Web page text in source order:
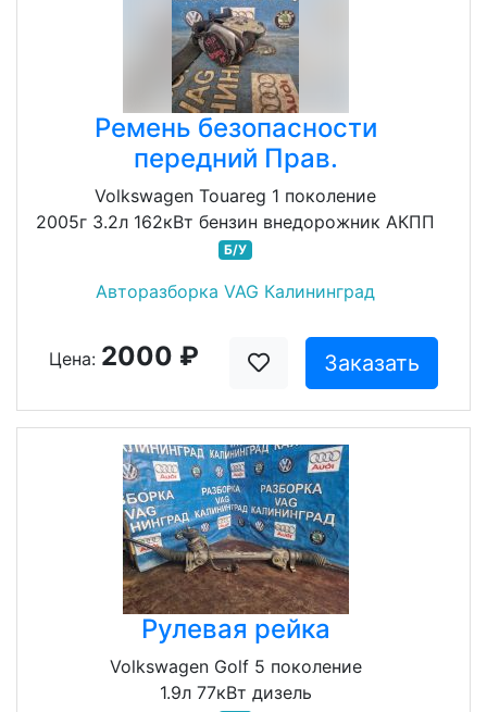
Ремень безопасности
передний Прав.
Volkswagen Touareg 1 поколение
2005г 3.2л 162кВт бензин внедорожник АКПП
Б/У
Авторазборка VAG Калининград
Цена: 2000 ₽ Заказать
Рулевая рейка
Volkswagen Golf 5 поколение
1.9л 77кВт дизель